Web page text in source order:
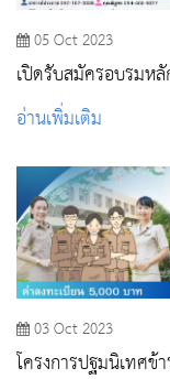
05 Oct 2023
เปิดรับสมัครอบรมห
พยาบาลเวชปฏิบัติฉุก
อ่านเพิ่มเติม
03 Oct 2023
โครงการปฐมนิเทศข้